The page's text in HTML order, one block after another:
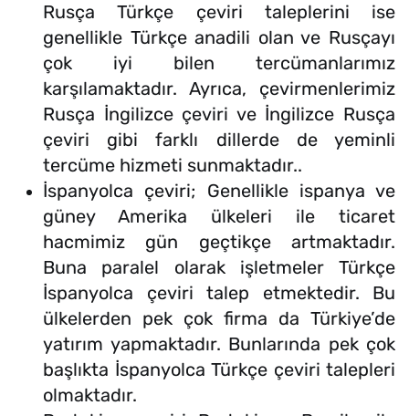
Rusça Türkçe çeviri taleplerini ise
genellikle Türkçe anadili olan ve Rusçayı
çok iyi bilen tercümanlarımız
karşılamaktadır. Ayrıca, çevirmenlerimiz
Rusça İngilizce çeviri ve İngilizce Rusça
çeviri gibi farklı dillerde de yeminli
tercüme hizmeti sunmaktadır..
İspanyolca çeviri; Genellikle ispanya ve
güney Amerika ülkeleri ile ticaret
hacmimiz gün geçtikçe artmaktadır.
Buna paralel olarak işletmeler Türkçe
İspanyolca çeviri talep etmektedir. Bu
ülkelerden pek çok firma da Türkiye’de
yatırım yapmaktadır. Bunlarında pek çok
başlıkta İspanyolca Türkçe çeviri talepleri
olmaktadır.